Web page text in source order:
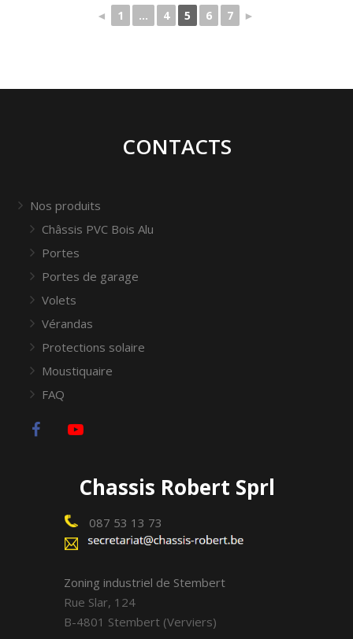
◄ 1 ... 4 5 6 7 ►
CONTACTS
Nos produits
Châssis PVC Bois Alu
Portes
Portes de garage
Volets
Vérandas
Protections solaire
Moustiquaire
FAQ
Chassis Robert Sprl
087 53 13 73
Zoning industriel de Stembert
Rue Slar, 124
B-4801 Stembert (Verviers)